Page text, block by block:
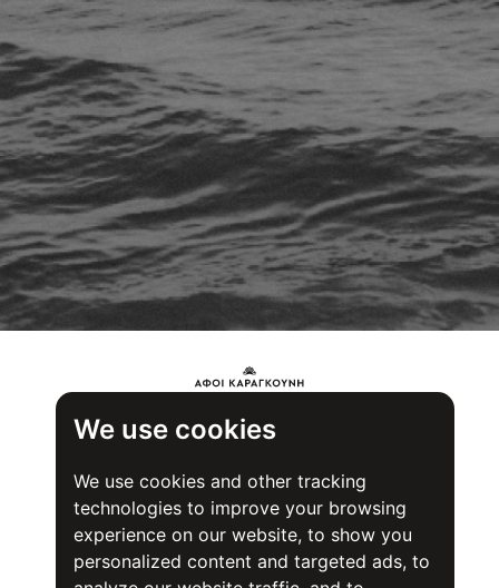
We use cookies
We use cookies and other tracking
technologies to improve your browsing
experience on our website, to show you
personalized content and targeted ads, to